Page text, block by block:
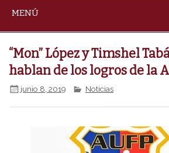
MENÚ
“Mon” López y Timshel
hablan de los logros de la
junio 8, 2019 Noticias